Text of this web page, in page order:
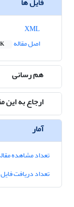
اصل مقاله
هم رسانی
ارجاع به این
آمار
تعداد مشاهده
تعداد دریافت